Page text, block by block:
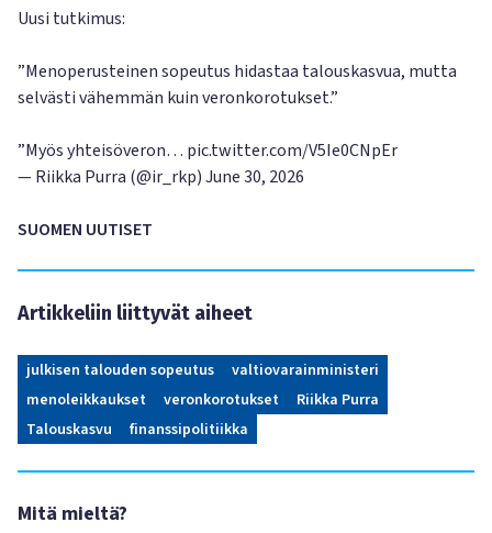
Uusi tutkimus:
”Menoperusteinen sopeutus hidastaa talouskasvua, mutta
selvästi vähemmän kuin veronkorotukset.”
”Myös yhteisöveron… pic.twitter.com/V5Ie0CNpEr
— Riikka Purra (@ir_rkp)June 30, 2026
SUOMEN UUTISET
Artikkeliin liittyvät aiheet
julkisen talouden sopeutus
valtiovarainministeri
menoleikkaukset
veronkorotukset
Riikka Purra
Talouskasvu
finanssipolitiikka
Mitä mieltä?